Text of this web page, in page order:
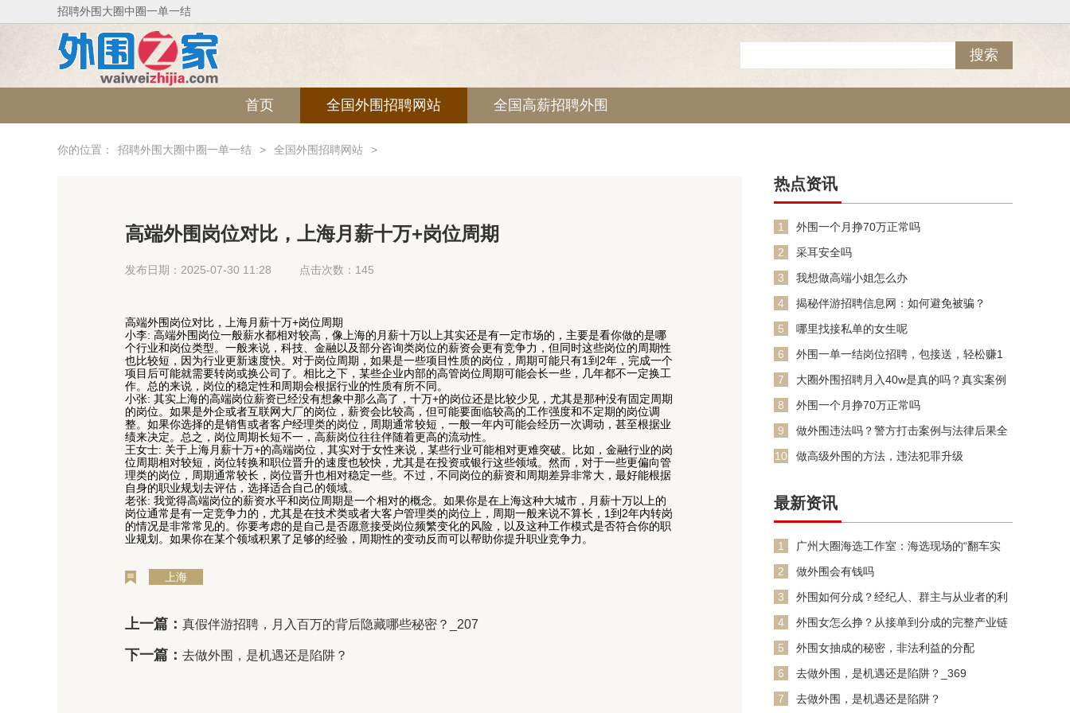
招聘外围大圈中圈一单一结
首页 全国外围招聘网站 全国高薪招聘外围
你的位置： 招聘外围大圈中圈一单一结 > 全国外围招聘网站 >
高端外围岗位对比，上海月薪十万+岗位周期
发布日期：2025-07-30 11:28 点击次数：145
高端外围岗位对比，上海月薪十万+岗位周期
小李: 高端外围岗位一般薪水都相对较高，像上海的月薪十万以上其实还是有一定市场的，主要是看你做的是哪
个行业和岗位类型。一般来说，科技、金融以及部分咨询类岗位的薪资会更有竞争力，但同时这些岗位的周期性
也比较短，因为行业更新速度快。对于岗位周期，如果是一些项目性质的岗位，周期可能只有1到2年，完成一个
项目后可能就需要转岗或换公司了。相比之下，某些企业内部的高管岗位周期可能会长一些，几年都不一定换工
作。总的来说，岗位的稳定性和周期会根据行业的性质有所不同。
小张: 其实上海的高端岗位薪资已经没有想象中那么高了，十万+的岗位还是比较少见，尤其是那种没有固定周期
的岗位。如果是外企或者互联网大厂的岗位，薪资会比较高，但可能要面临较高的工作强度和不定期的岗位调
整。如果你选择的是销售或者客户经理类的岗位，周期通常较短，一般一年内可能会经历一次调动，甚至根据业
绩来决定。总之，岗位周期长短不一，高薪岗位往往伴随着更高的流动性。
王女士: 关于上海月薪十万+的高端岗位，其实对于女性来说，某些行业可能相对更难突破。比如，金融行业的岗
位周期相对较短，岗位转换和职位晋升的速度也较快，尤其是在投资或银行这些领域。然而，对于一些更偏向管
理类的岗位，周期通常较长，岗位晋升也相对稳定一些。不过，不同岗位的薪资和周期差异非常大，最好能根据
自身的职业规划去评估，选择适合自己的领域。
老张: 我觉得高端岗位的薪资水平和岗位周期是一个相对的概念。如果你是在上海这种大城市，月薪十万以上的
岗位通常是有一定竞争力的，尤其是在技术类或者大客户管理类的岗位上，周期一般来说不算长，1到2年内转岗
的情况是非常常见的。你要考虑的是自己是否愿意接受岗位频繁变化的风险，以及这种工作模式是否符合你的职
业规划。如果你在某个领域积累了足够的经验，周期性的变动反而可以帮助你提升职业竞争力。
上海
上一篇： 真假伴游招聘，月入百万的背后隐藏哪些秘密？_207
下一篇： 去做外围，是机遇还是陷阱？
热点资讯
1
外围一个月挣70万正常吗
2
采耳安全吗
3
我想做高端小姐怎么办
4
揭秘伴游招聘信息网：如何避免被骗？
5
哪里找接私单的女生呢
6
外围一单一结岗位招聘，包接送，轻松赚1
7
大圈外围招聘月入40w是真的吗？真实案例
8
外围一个月挣70万正常吗
9
做外围违法吗？警方打击案例与法律后果全
10
做高级外围的方法，违法犯罪升级
最新资讯
1
‌广州大圈海选工作室‌：海选现场的“翻车实
2
做外围会有钱吗
3
外围如何分成？经纪人、群主与从业者的利
4
外围女怎么挣？从接单到分成的完整产业链
5
外围女抽成的秘密，非法利益的分配
6
去做外围，是机遇还是陷阱？_369
7
去做外围，是机遇还是陷阱？